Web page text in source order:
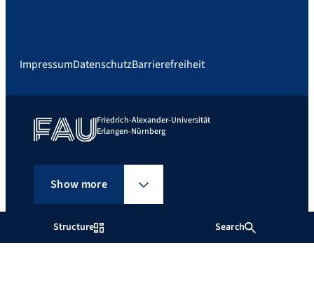
Structure Search
ImpressumDatenschutzBarrierefreiheit
Friedrich-Alexander-Universität
Erlangen-Nürnberg
Show more